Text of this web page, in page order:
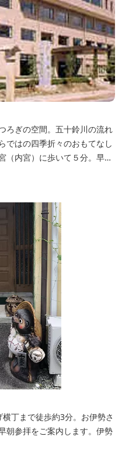
ろぎの空間。五十鈴川の流れ
ではの四季折々のおもてなし
（内宮）に歩いて５分。早朝
丁まで徒歩約3分。お伊勢さ
朝参拝をご案内します。伊勢